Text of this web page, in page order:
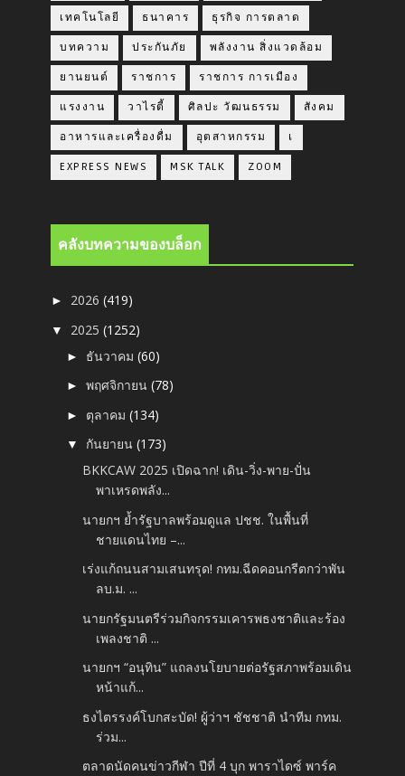
เทคโนโลยี ธนาคาร ธุรกิจ การตลาด
บทความ ประกันภัย พลังงาน สิ่งแวดล้อม
ยานยนต์ ราชการ ราชการ การเมือง
แรงงาน วาไรตี้ ศิลปะ วัฒนธรรม สังคม
อาหารและเครื่องดื่ม อุตสาหกรรม เ
EXPRESS NEWS MSK TALK ZOOM
คลังบทความของบล็อก
► 2026(419)
▼ 2025(1252)
► ธันวาคม(60)
►พฤศจิกายน(78)
► ตุลาคม(134)
▼ กันยายน(173)
BKKCAW 2025 เปิดฉาก! เดิน-วิ่ง-พาย-ปั่น
พาเหรดพลัง...
นายกฯ ย้ำรัฐบาลพร้อมดูแล ปชช. ในพื้นที่
ชายแดนไทย –...
เร่งแก้ถนนสามเสนทรุด! กทม.ฉีดคอนกรีตกว่าพัน
ลบ.ม. ...
นายกรัฐมนตรีร่วมกิจกรรมเคารพธงชาติและร้อง
เพลงชาติ ...
นายกฯ “อนุทิน” แถลงนโยบายต่อรัฐสภาพร้อมเดิน
หน้าแก้...
ธงไตรรงค์โบกสะบัด! ผู้ว่าฯ ชัชชาติ นำทีม กทม.
ร่วม...
ตลาดนัดคนข่าวกีฬา ปีที่ 4 บุก พาราไดซ์ พาร์ค